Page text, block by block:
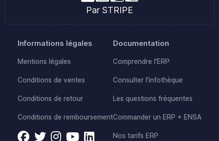
Par STRIPE
Informations légales
Mentions légales
Conditions de ventes
Conditions de retour
Conditions de remboursement
Documentation
Comprendre l'ERP
Consulter l'infothèque
Les questions fréquentes
Commander un ERP + ENSA
Nos tarifs ERP